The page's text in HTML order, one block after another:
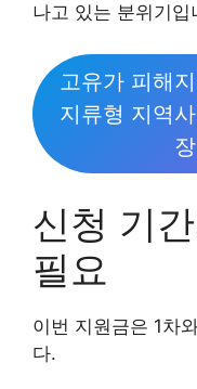
나고 있는 분위기입
고유가 피해
지류형 지역
신청 기
필요
이번 지원금은 1차
다.